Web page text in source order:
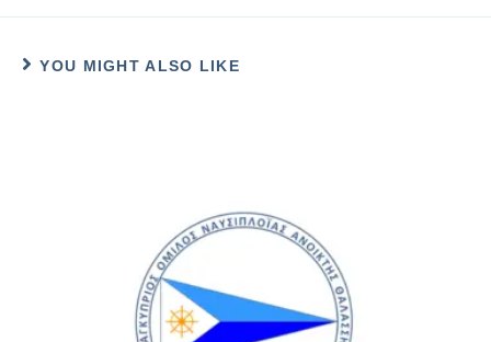
YOU MIGHT ALSO LIKE